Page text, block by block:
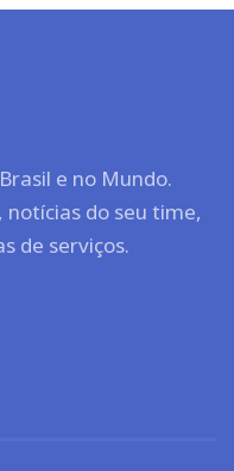
e no Mundo.
do seu time,
de serviços.